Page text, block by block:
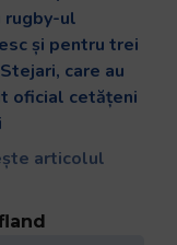
rugby-ul
și pentru trei
care au
oficial cetățeni
articolul